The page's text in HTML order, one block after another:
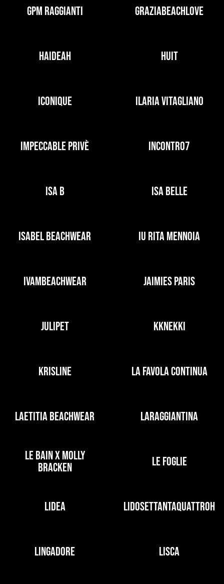
GPM RAGGIANTI GRAZIABEACHLOVE
HAIDEAH HUIT
ICONIQUE ILARIA VITAGLIANO
IMPECCABLE PRIVÈ INCONTRO7
ISA B ISA BELLE
ISABEL BEACHWEAR IU RITA MENNOIA
IVAMBEACHWEAR JAIMIES PARIS
JULIPET KKNEKKI
KRISLINE LA FAVOLA CONTINUA
LAETITIA BEACHWEAR LARAGGIANTINA
LE BAIN X MOLLY
BRACKEN
LE FOGLIE
LIDEA LIDOSETTANTAQUATTROH
LINGADORE LISCA